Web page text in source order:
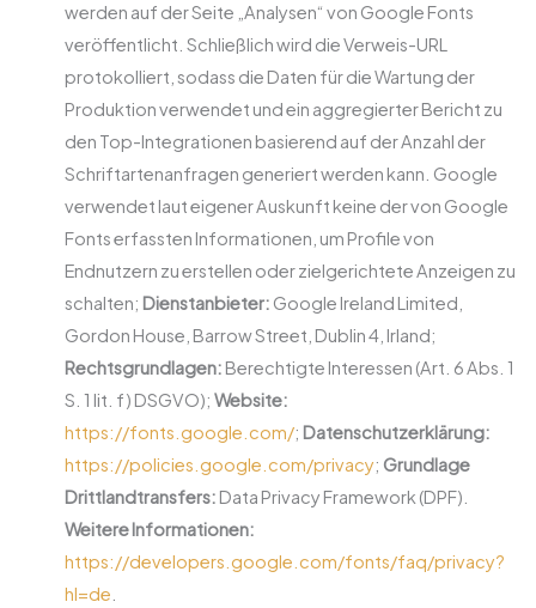
werden auf der Seite „Analysen“ von Google Fonts
veröffentlicht. Schließlich wird die Verweis-URL
protokolliert, sodass die Daten für die Wartung der
Produktion verwendet und ein aggregierter Bericht zu
den Top-Integrationen basierend auf der Anzahl der
Schriftartenanfragen generiert werden kann. Google
verwendet laut eigener Auskunft keine der von Google
Fonts erfassten Informationen, um Profile von
Endnutzern zu erstellen oder zielgerichtete Anzeigen zu
schalten; Dienstanbieter: Google Ireland Limited,
Gordon House, Barrow Street, Dublin 4, Irland;
Rechtsgrundlagen: Berechtigte Interessen (Art. 6 Abs. 1
S. 1 lit. f) DSGVO); Website:
https://fonts.google.com/; Datenschutzerklärung:
https://policies.google.com/privacy; Grundlage
Drittlandtransfers: Data Privacy Framework (DPF).
Weitere Informationen:
https://developers.google.com/fonts/faq/privacy?
hl=de